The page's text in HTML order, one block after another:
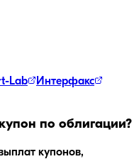
Lab Интерфакс
по облигации?
купонов,